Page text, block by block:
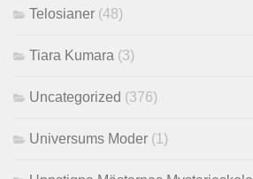
Telosianer (48)
Tiara Kumara (3)
Uncategorized (376)
Universums Moder (1)